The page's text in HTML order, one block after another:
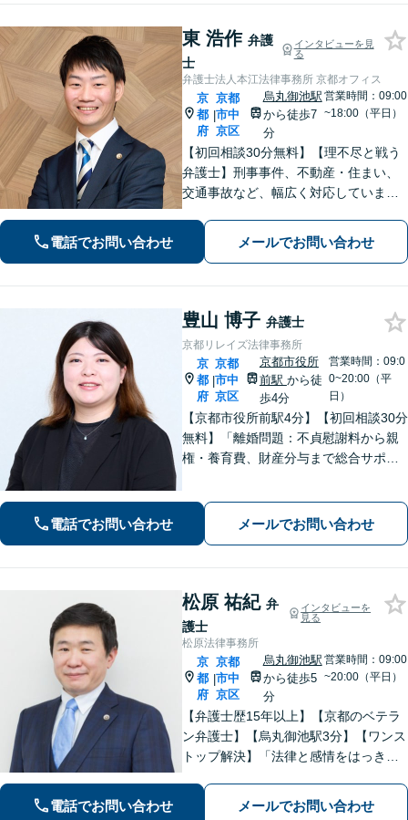
東 浩作 弁護
士
インタビューを見
る
弁護士法人本江法律事務所 京都オフィス
京
都
府
|
京都
市中
京区
烏丸御池駅
から徒歩7
分
営業時間：09:00
~18:00（平日）
【初回相談30分無料】【理不尽と戦う
弁護士】刑事事件、不動産・住まい、
交通事故など、幅広く対応していま
い、最善の結果を目指します。お困り
の場合は、お気軽に弁護士にご相談く
電話でお問い合わせ メールでお問い合わせ
豊山 博子 弁護士
京都リレイズ法律事務所
京
都
府
|
京都
市中
京区
京都市役所
前駅 から徒
歩4分
営業時間：09:0
0~20:00（平
日）
【京都市役所前駅4分】【初回相談30分
無料】「離婚問題：不貞慰謝料から親
権・養育費、財産分与まで総合サポー
えて諦める前に、まずはあなたのご希
望をお聞かせください【休日・夜間相
電話でお問い合わせ メールでお問い合わせ
松原 祐紀 弁
護士
インタビューを
見る
松原法律事務所
京
都
府
|
京都
市中
京区
烏丸御池駅
から徒歩5
分
営業時間：09:00
~20:00（平日）
【弁護士歴15年以上】【京都のベテラ
ン弁護士】【烏丸御池駅3分】【ワンス
トップ解決】「法律と感情をはっきり
問題、新型コロナが原因の借金、不動
産問題なども幅広く対応【女性弁護士
電話でお問い合わせ メールでお問い合わせ